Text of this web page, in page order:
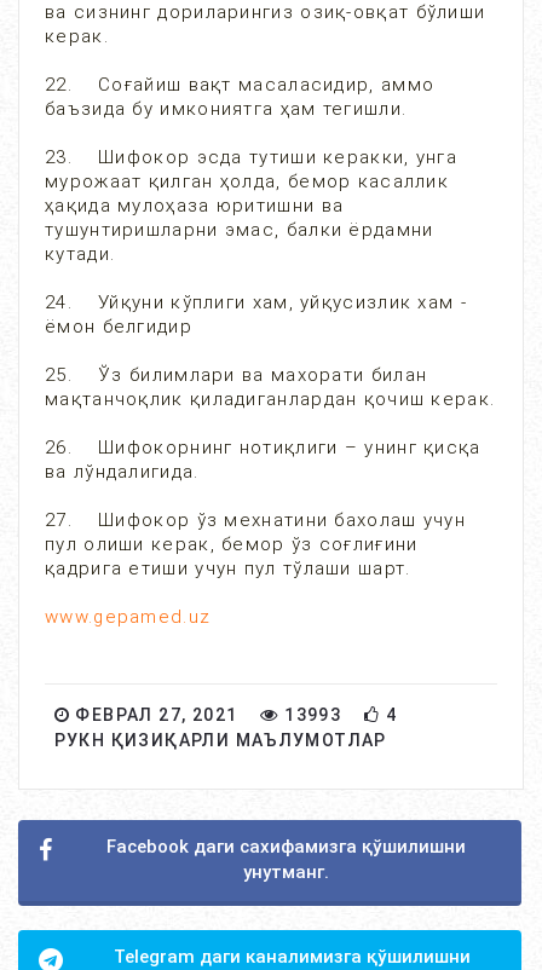
ва сизнинг дориларингиз озиқ-овқат бўлиши
керак.
22. Соғайиш вақт масаласидир, аммо
баъзида бу имкониятга ҳам тегишли.
23. Шифокор эсда тутиши керакки, унга
мурожаат қилган ҳолда, бемор касаллик
ҳақида мулоҳаза юритишни ва
тушунтиришларни эмас, балки ёрдамни
кутади.
24. Уйқуни кўплиги хам, уйқусизлик хам -
ёмон белгидир
25. Ўз билимлари ва махорати билан
мақтанчоқлик қиладиганлардан қочиш керак.
26. Шифокорнинг нотиқлиги – унинг қисқа
ва лўндалигида.
27. Шифокор ўз мехнатини бахолаш учун
пул олиши керак, бемор ўз соғлиғини
қадрига етиши учун пул тўлаши шарт.
www.gepamed.uz
ФЕВРАЛ 27, 2021 13993
4
РУКН ҚИЗИҚАРЛИ МАЪЛУМОТЛАР
Facebook даги сахифамизга қўшилишни
унутманг.
Telegram даги каналимизга қўшилишни